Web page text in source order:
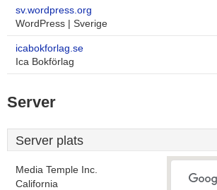
sv.wordpress.org
WordPress | Sverige
icabokforlag.se
Ica Bokförlag
Server
Server plats
Media Temple Inc.
California